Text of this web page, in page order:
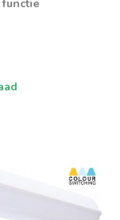
functie